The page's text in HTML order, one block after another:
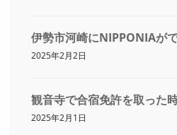
伊勢市河崎にNIPPONIAが
2025年2月2日
観音寺で合宿免許を取った
2025年2月1日